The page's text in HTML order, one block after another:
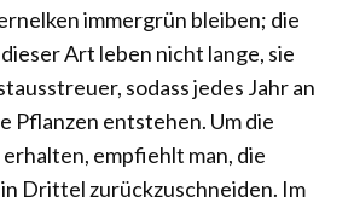
immergrün bleiben; die
Art leben nicht lange, sie
sodass jedes Jahr an
Pflanzen entstehen. Um die
empfiehlt man, die
Drittel zurückzuschneiden. Im